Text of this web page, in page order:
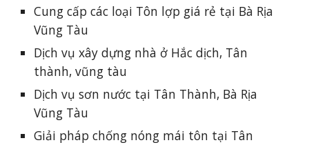
Cung cấp các loại Tôn lợp giá rẻ tại Bà Rịa
Vũng Tàu
Dịch vụ xây dựng nhà ở Hắc dịch, Tân
thành, vũng tàu
Dịch vụ sơn nước tại Tân Thành, Bà Rịa
Vũng Tàu
Giải pháp chống nóng mái tôn tại Tân